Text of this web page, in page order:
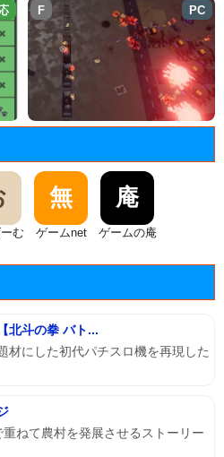
F PC
む
無
ゲームnet
庵
ゲームの庵
北斗の拳 バト...
材にした初代パチスロ機を再現した
ねて農村を発展させるストーリー